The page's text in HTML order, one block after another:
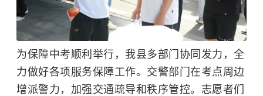
为保障中考顺利举行，我县多部门协同发力，全
力做好各项服务保障工作。交警部门在考点周边
增派警力，加强交通疏导和秩序管控。志愿者们